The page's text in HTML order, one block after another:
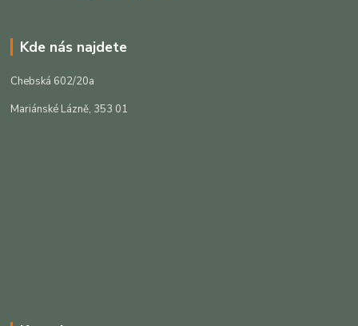
Kde nás najdete
Chebská 602/20a
Mariánské Lázně, 353 01